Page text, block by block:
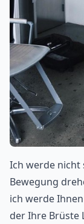
Ich werde nicht
Bewegung
ich werde
der Ihre Brüste